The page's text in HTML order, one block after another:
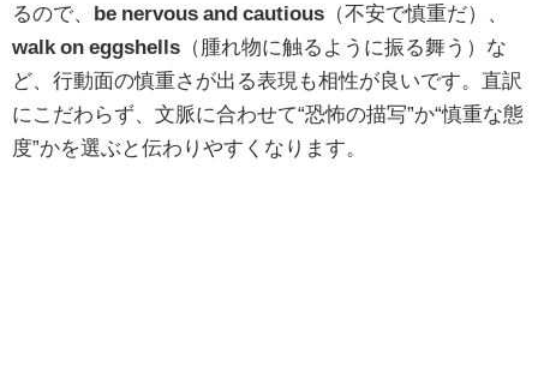
るので、 be nervous and cautious （不安で慎重だ）、
walk on eggshells （腫れ物に触るように振る舞う）な
ど、行動面の慎重さが出る表現も相性が良いです。直訳
にこだわらず、文脈に合わせて“恐怖の描写”か“慎重な態
度”かを選ぶと伝わりやすくなります。